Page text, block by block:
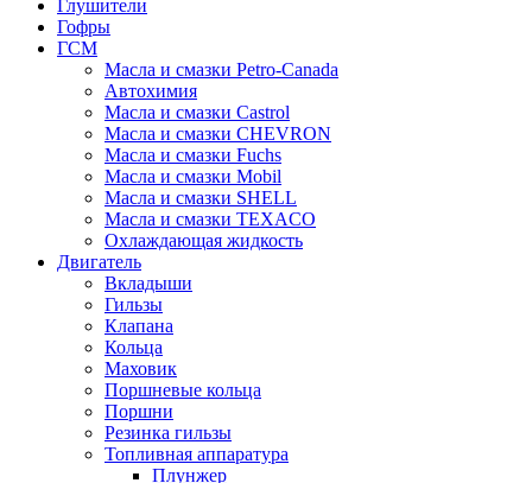
Глушители
Гофры
ГСМ
Масла и смазки Petro-Canada
Автохимия
Масла и смазки Castrol
Масла и смазки CHEVRON
Масла и смазки Fuchs
Масла и смазки Mobil
Масла и смазки SHELL
Масла и смазки TEXACO
Охлаждающая жидкость
Двигатель
Вкладыши
Гильзы
Клапана
Кольца
Маховик
Поршневые кольца
Поршни
Резинка гильзы
Топливная аппаратура
Плунжер